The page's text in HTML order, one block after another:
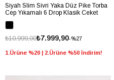
Siyah Slim Sivri Yaka Düz Pike Torba
Cep Yıkamalı 6 Drop Klasik Ceket
%27
₺7.999,90
₺10.999,00
1.Ürüne %20 | 2.Ürüne %50 İndirim!